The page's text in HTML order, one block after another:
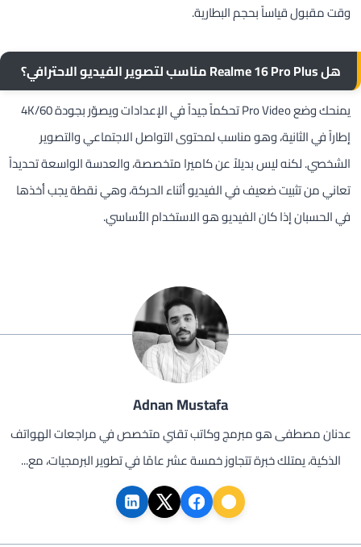
وقت مقبول قياساً بحجم البطارية.
هل Realme 16 Pro Plus مناسب لتصوير الفيديو الاحترافي؟
يمنحك وضع Pro Video تحكماً جيداً في الإعدادات ويصوّر بجودة 4K/60
إطاراً في الثانية، وهو مناسب لمحتوى التواصل الاجتماعي والتصوير
الشخصي. لكنه ليس بديلاً عن كاميرا متخصصة، والعدسة الواسعة تحديداً
تعاني من تثبيت ضعيف في الفيديو أثناء الحركة، وهي نقطة يجب أخذها
في الحسبان إذا كان الفيديو هو الاستخدام الأساسي.
Adnan Mustafa
عدنان مصطفى هو مبرمج وكاتب تقني متخصص في مراجعات الهواتف
الذكية، يمتلك خبرة تتجاوز خمسة عشر عامًا في تطوير البرمجيات، مع...